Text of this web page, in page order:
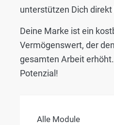
unterstützen Dich
Deine Marke ist ein
Vermögenswert, der
gesamten Arbeit
Potenzial!
Alle Module